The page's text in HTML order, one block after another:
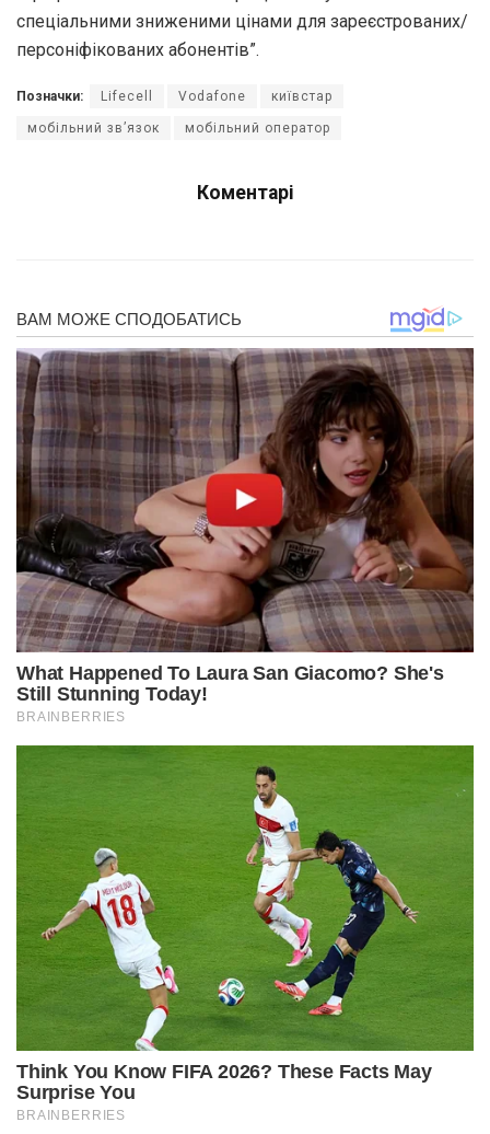
спеціальними зниженими цінами для зареєстрованих/
персоніфікованих абонентів”.
Позначки: Lifecell Vodafone київстар
мобільний зв’язок мобільний оператор
Коментарі